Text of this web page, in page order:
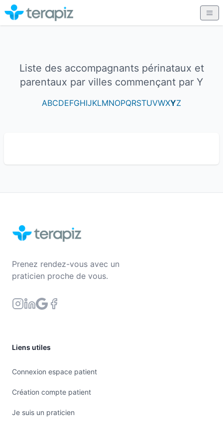
Liste des accompagnants périnataux et
parentaux par villes commençant par Y
ABCDEFGHIJKLMNOPQRSTUVWXYZ
Prenez rendez-vous avec un
praticien proche de vous.
Liens utiles
Connexion espace patient
Création compte patient
Je suis un praticien